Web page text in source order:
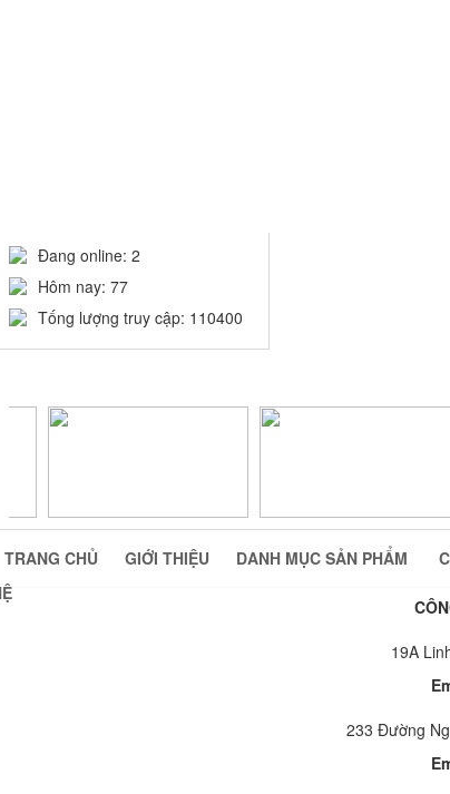
Đang online: 2
Hôm nay: 77
Tống lượng truy cập: 110400
TRANG CHỦ GIỚI THIỆU DANH MỤC SẢN PHẨM
19A
233 Đường